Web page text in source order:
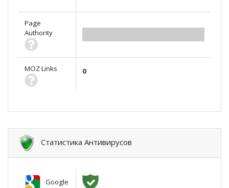
Page
Authority
MOZ Links 0
Статистика Антивирусов
Google